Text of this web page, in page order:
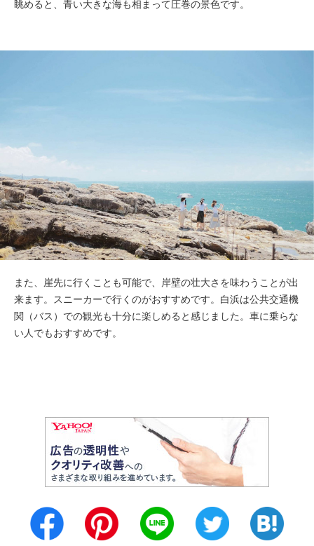
眺めると、青い大きな海も相まって圧巻の景色です。
また、崖先に行くことも可能で、岸壁の壮大さを味わうことが出
来ます。スニーカーで行くのがおすすめです。白浜は公共交通機
関（バス）での観光も十分に楽しめると感じました。車に乗らな
い人でもおすすめです。